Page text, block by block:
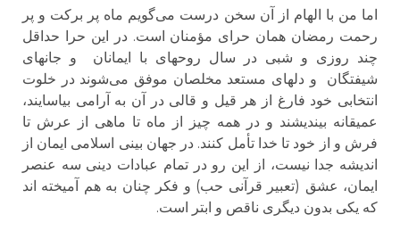
اما من با الهام از آن سخن درست می‌‌‌‌‌‌گویم ماه پر برکت و پر
رحمت رمضان همان حرای مؤمنان است. در این حرا حداقل
چند روزی و شبی در سال روحهای با ایمانان و جانهای
شیفتگان و دلهای مستعد مخلصان موفق می‌‌‌‌‌‌شوند در خلوت
انتخابی خود فارغ از هر قیل و قالی در آن به آرامی بیاسایند،
عمیقانه بیندیشند و در همه چیز از ماه تا ماهی از عرش تا
فرش و از خود تا خدا تأمل کنند. در جهان بینی اسلامی ایمان از
اندیشه جدا نیست، از این رو در تمام عبادات دینی سه عنصر
ایمان، عشق (تعبیر قرآنی حب) و فکر چنان به هم آمیخته اند
که یکی بدون دیگری ناقص و ابتر است.